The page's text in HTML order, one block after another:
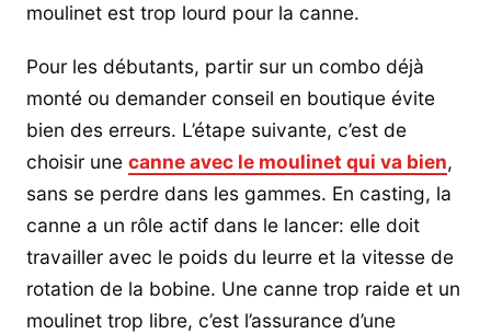
moulinet est trop lourd pour la canne.
Pour les débutants, partir sur un combo déjà
monté ou demander conseil en boutique évite
bien des erreurs. L’étape suivante, c’est de
choisir une canne avec le moulinet qui va bien,
sans se perdre dans les gammes. En casting, la
canne a un rôle actif dans le lancer: elle doit
travailler avec le poids du leurre et la vitesse de
rotation de la bobine. Une canne trop raide et un
moulinet trop libre, c’est l’assurance d’une